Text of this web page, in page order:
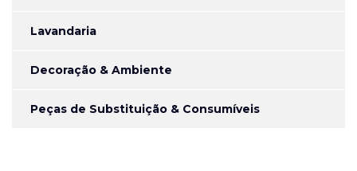
Lavandaria
Decoração & Ambiente
Peças de Substituição & Consumíveis